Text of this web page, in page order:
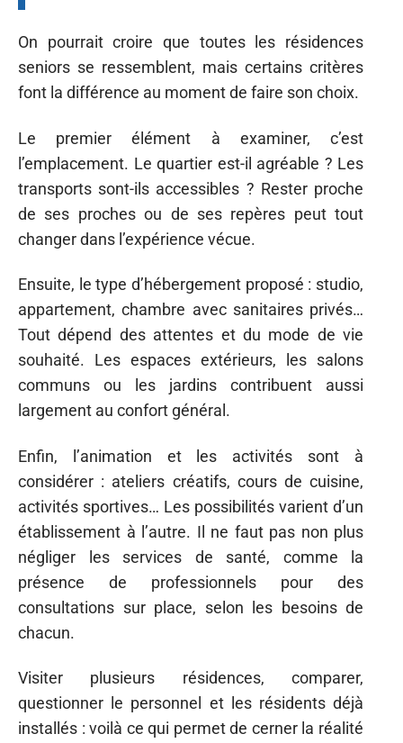
On pourrait croire que toutes les résidences
seniors se ressemblent, mais certains critères
font la différence au moment de faire son choix.
Le premier élément à examiner, c’est
l’emplacement. Le quartier est-il agréable ? Les
transports sont-ils accessibles ? Rester proche
de ses proches ou de ses repères peut tout
changer dans l’expérience vécue.
Ensuite, le type d’hébergement proposé : studio,
appartement, chambre avec sanitaires privés…
Tout dépend des attentes et du mode de vie
souhaité. Les espaces extérieurs, les salons
communs ou les jardins contribuent aussi
largement au confort général.
Enfin, l’animation et les activités sont à
considérer : ateliers créatifs, cours de cuisine,
activités sportives… Les possibilités varient d’un
établissement à l’autre. Il ne faut pas non plus
négliger les services de santé, comme la
présence de professionnels pour des
consultations sur place, selon les besoins de
chacun.
Visiter plusieurs résidences, comparer,
questionner le personnel et les résidents déjà
installés : voilà ce qui permet de cerner la réalité